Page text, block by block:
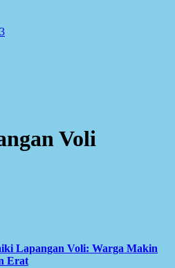
Voli
Lapangan Voli: Warga Makin
Erat